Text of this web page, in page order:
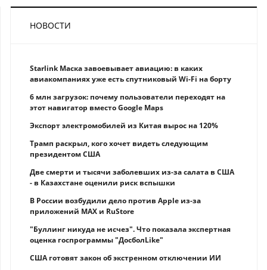
НОВОСТИ
Starlink Маска завоевывает авиацию: в каких
авиакомпаниях уже есть спутниковый Wi-Fi на борту
6 млн загрузок: почему пользователи переходят на
этот навигатор вместо Google Maps
Экспорт электромобилей из Китая вырос на 120%
Трамп раскрыл, кого хочет видеть следующим
президентом США
Две смерти и тысячи заболевших из-за салата в США
- в Казахстане оценили риск вспышки
В России возбудили дело против Apple из-за
приложений MAX и RuStore
"Буллинг никуда не исчез". Что показала экспертная
оценка госпрограммы "ДосболLike"
США готовят закон об экстренном отключении ИИ